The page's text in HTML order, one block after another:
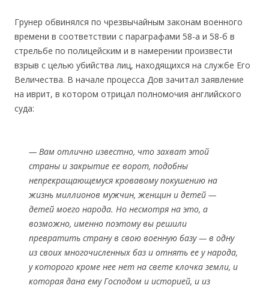
Грунер обвинялся по чрезвычайным законам военного
времени в соответствии с параграфами 58-а и 58-б в
стрельбе по полицейским и в намерении произвести
взрыв с целью убийства лиц, находящихся на службе Его
Величества. В начале процесса Дов зачитал заявление
на иврит, в котором отрицал полномочия английского
суда:
— Вам отлично известно, что захват этой
страны и закрытие ее ворот, подобны
непрекращающемуся кровавому покушению на
жизнь миллионов мужчин, женщин и детей —
детей моего народа. Но несмотря на это, а
возможно, именно поэтому вы решили
превратить страну в свою военную базу — в одну
из своих многочисленных баз и отнять ее у народа,
у которого кроме нее нет на свете клочка земли, и
которая дана ему Господом и историей, и из